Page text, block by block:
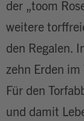
der „toom
weitere
den Regalen.
zehn Erden im
Für den
und damit